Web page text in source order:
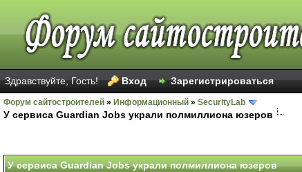
Здравствуйте, Гость! Вход Зарегистрироваться
Форум сайтостроителей » Информационный » SecurityLab
У сервиса Guardian Jobs украли полмиллиона юзеров
У сервиса Guardian Jobs украли полмиллиона юзеров